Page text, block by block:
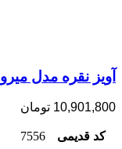
آویز نقره مدل میرو
10,901,800 تومان
کد قدیمی 7556